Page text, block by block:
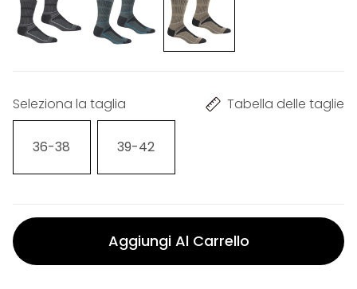
Seleziona la taglia Tabella delle taglie
36-38 39-42
Aggiungi Al Carrello